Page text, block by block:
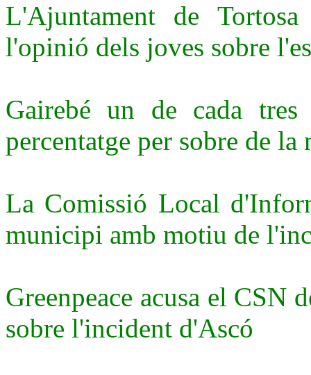
L'Ajuntament de
l'opinió dels joves sobre
Gairebé un de cada
percentatge per sobre de
La Comissió Local
municipi amb motiu de
Greenpeace acusa el
sobre l'incident d'Ascó